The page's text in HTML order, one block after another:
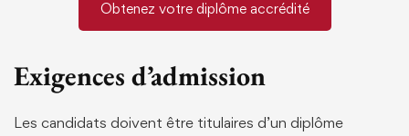
Obtenez votre diplôme accrédité
Exigences d’admission
Les candidats doivent être titulaires d’un diplôme